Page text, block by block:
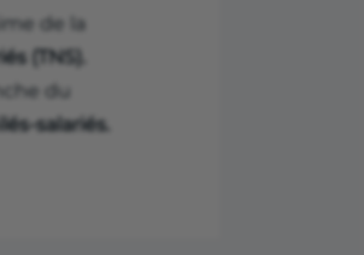
de la
(TNS).
du
salariés.